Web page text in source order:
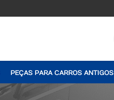
PEÇAS PARA CARROS ANTIGOS